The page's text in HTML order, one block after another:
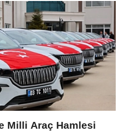
Milli Araç Hamlesi